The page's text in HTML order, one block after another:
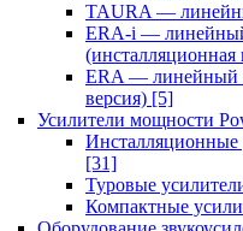
TAURA —
ERA-i —
(инсталляционная
ERA — линейный
версия) [5]
Усилители мощности
Инсталляционные
[31]
Туровые
Компактные